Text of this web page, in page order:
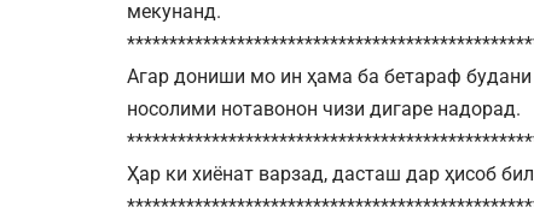
мекунанд.
Агар дониши мо ин ҳама ба бетараф будани
носолими нотавонон чизи дигаре надорад.
Ҳар ки хиёнат варзад, дасташ дар ҳисоб